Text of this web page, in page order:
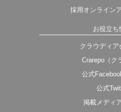
採用オンライン
お役立ち
クラウディア
Crarepo（ク
公式
公式
掲載メディ